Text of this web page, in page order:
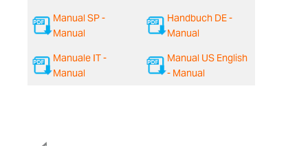
Manual SP -
Manual
Handbuch DE -
Manual
Manuale IT -
Manual
Manual US English
- Manual